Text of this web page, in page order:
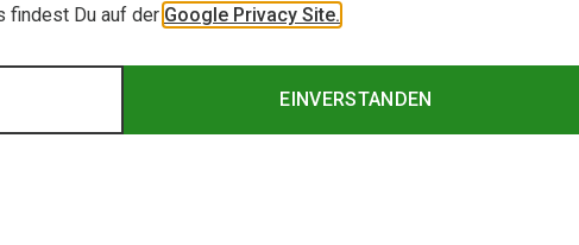
findest Du auf der Google Privacy Site.
EINVERSTANDEN